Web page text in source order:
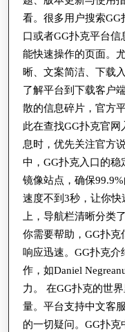
看。很多用户搜索GG
口或者GG扑克平台
能快速操作的页面。
晰、文案简洁、下载
了解平台到下载客户
散的信息碎片，官方
此在查找GG扑克官
息时，优先关注官方
中，GG扑克入口的
镜像站点，确保
速度不到3秒，让你快
上，导航栏清晰分类
你需要帮助，GG扑克
响应迅速。GG扑克
作，如Daniel
力。 在GG扑克的世
量。平台支持中文客
的一切疑问。GG扑